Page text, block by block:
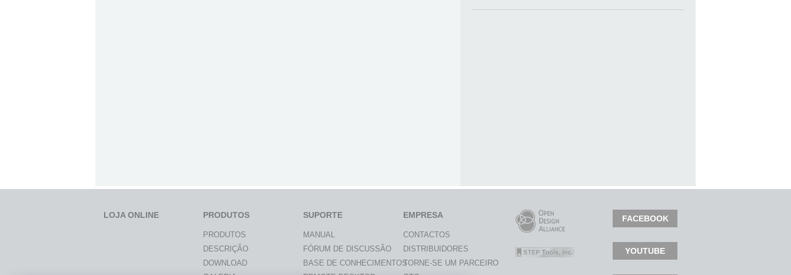
LOJA ONLINE PRODUTOS
PRODUTOS
DESCRIÇÃO
DOWNLOAD
SUPORTE
MANUAL
FÓRUM DE DISCUSSÃO
BASE DE CONHECIMENTOS
EMPRESA
CONTACTOS
DISTRIBUIDORES
TORNE-SE UM PARCEIRO
FACEBOOK
YOUTUBE